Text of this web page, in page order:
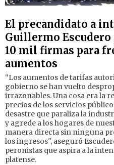
El precandidato a
Guillermo Escudero
10 mil firmas para
aumentos
“Los aumentos de tarifas
gobierno se han vuelto
irrazonables. Una cosa era la
precios de los servicios
desastre que paraliza la
y agrede a los hogares de
manera directa sin ninguna
los ingresos", aseguró
peronistas que aspira a la
platense.